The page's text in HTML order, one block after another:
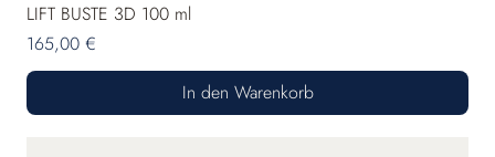
LIFT BUSTE 3D 100 ml
Preis
165,00 €
In den Warenkorb